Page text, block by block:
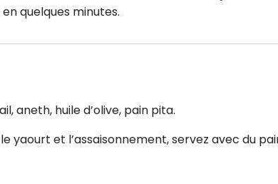
quelques minutes.
aneth, huile d’olive, pain pita.
yaourt et l’assaisonnement, servez avec du